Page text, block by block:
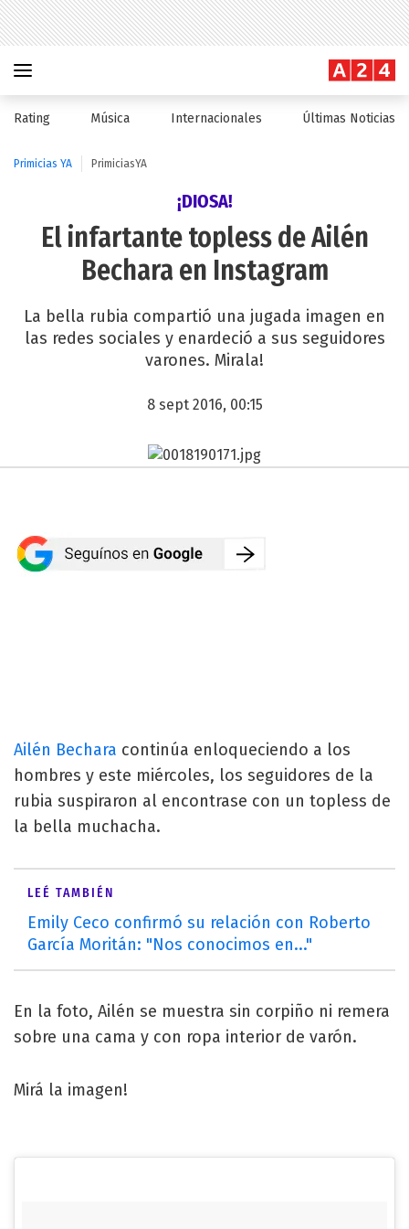
Rating Música Internacionales Últimas Noticias
Primicias YA PrimiciasYA
¡DIOSA!
El infartante topless de Ailén
Bechara en Instagram
La bella rubia compartió una jugada imagen en
las redes sociales y enardeció a sus seguidores
varones. Mirala!
8 sept 2016, 00:15
Ailén Bechara continúa enloqueciendo a los
hombres y este miércoles, los seguidores de la
rubia suspiraron al encontrase con un topless de
la bella muchacha.
LEÉ TAMBIÉN
Emily Ceco confirmó su relación con Roberto
García Moritán: "Nos conocimos en..."
En la foto, Ailén se muestra sin corpiño ni remera
sobre una cama y con ropa interior de varón.
Mirá la imagen!